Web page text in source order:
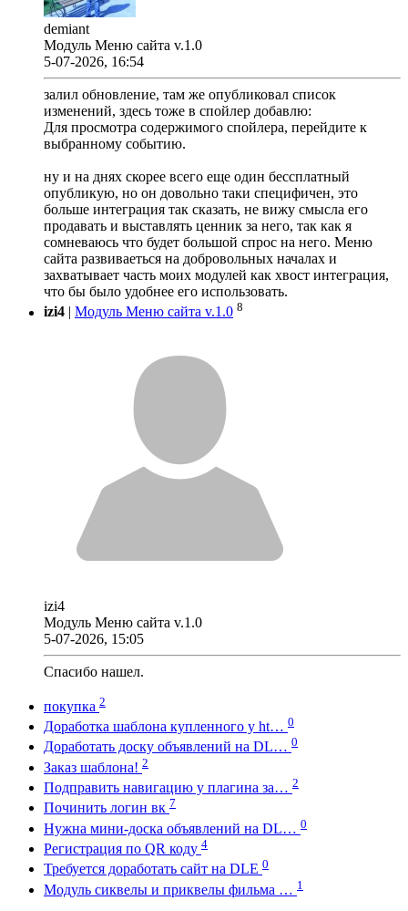
demiant
Модуль Меню сайта v.1.0
5-07-2026, 16:54
залил обновление, там же опубликовал список
изменений, здесь тоже в спойлер добавлю:
Для просмотра содержимого спойлера, перейдите к
выбранному событию.
ну и на днях скорее всего еще один бессплатный
опубликую, но он довольно таки специфичен, это
больше интеграция так сказать, не вижу смысла его
продавать и выставлять ценник за него, так как я
сомневаюсь что будет большой спрос на него. Меню
сайта развиваеться на добровольных началах и
захватывает часть моих модулей как хвост интеграция,
что бы было удобнее его использовать.
izi4
Модуль Меню сайта v.1.0 8
izi4
Модуль Меню сайта v.1.0
5-07-2026, 15:05
Спасибо нашел.
покупка 2
Доработка шаблона купленного у ht… 0
Доработать доску объявлений на DL… 0
Заказ шаблона! 2
Подправить навигацию у плагина за… 2
Починить логин вк 7
Нужна мини-доска объявлений на DL… 0
Регистрация по QR коду 4
Требуется доработать сайт на DLE 0
Модуль сиквелы и приквелы фильма … 1